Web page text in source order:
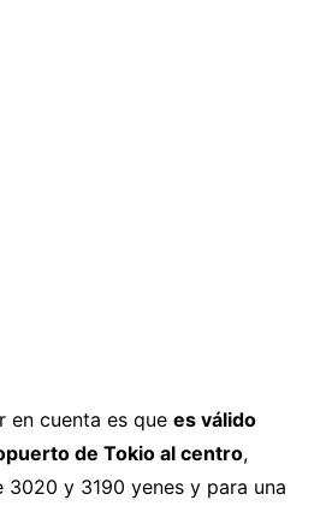
en cuenta es que es válido
de Tokio al centro,
y 3190 yenes y para una